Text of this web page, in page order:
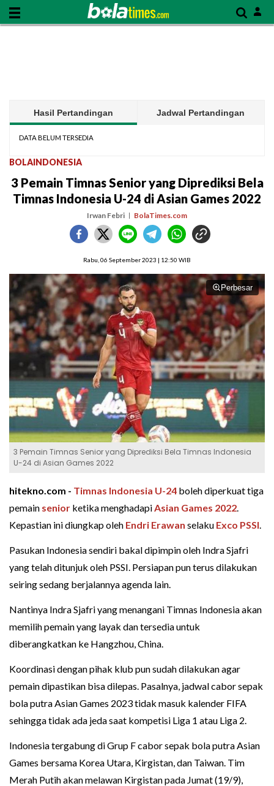
Hasil Pertandingan Jadwal Pertandingan
DATA BELUM TERSEDIA
BOLAINDONESIA
3 Pemain Timnas Senior yang Diprediksi Bela
Timnas Indonesia U-24 di Asian Games 2022
Irwan Febri BolaTimes.com
Rabu, 06 September 2023 | 12:50 WIB
Perbesar
3 Pemain Timnas Senior yang Diprediksi Bela Timnas Indonesia
U-24 di Asian Games 2022
hitekno.com - Timnas Indonesia U-24 boleh diperkuat tiga
pemain senior ketika menghadapiAsian Games 2022.
Kepastian ini diungkap oleh Endri Erawan selaku Exco PSSI.
Pasukan Indonesia sendiri bakal dipimpin oleh Indra Sjafri
yang telah ditunjuk oleh PSSI. Persiapan pun terus dilakukan
seiring sedang berjalannya agenda lain.
Nantinya Indra Sjafri yang menangani Timnas Indonesia akan
memilih pemain yang layak dan tersedia untuk
diberangkatkan ke Hangzhou, China.
Koordinasi dengan pihak klub pun sudah dilakukan agar
pemain dipastikan bisa dilepas. Pasalnya, jadwal cabor sepak
bola putra Asian Games 2023 tidak masuk kalender FIFA
sehingga tidak ada jeda saat kompetisi Liga 1 atau Liga 2.
Indonesia tergabung di Grup F cabor sepak bola putra Asian
Games bersama Korea Utara, Kirgistan, dan Taiwan. Tim
Merah Putih akan melawan Kirgistan pada Jumat (19/9),